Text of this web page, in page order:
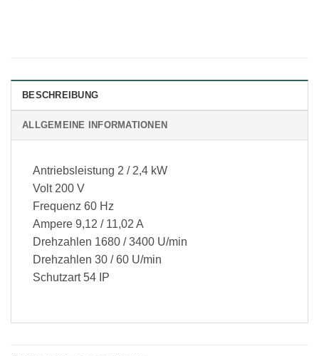
BESCHREIBUNG
ALLGEMEINE INFORMATIONEN
Antriebsleistung 2 / 2,4 kW
Volt 200 V
Frequenz 60 Hz
Ampere 9,12 / 11,02 A
Drehzahlen 1680 / 3400 U/min
Drehzahlen 30 / 60 U/min
Schutzart 54 IP